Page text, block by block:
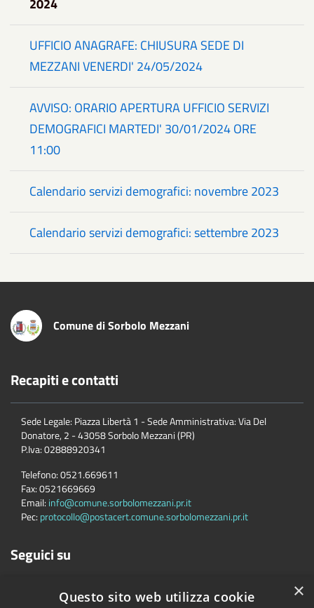
2024
UFFICIO ANAGRAFE: CHIUSURA SEDE DI
MEZZANI VENERDI' 24/05/2024
AVVISO: ORARIO APERTURA UFFICIO SERVIZI
DEMOGRAFICI MARTEDI' 30/01/2024 ORE
11:00
Calendario servizi demografici: novembre 2023
Calendario servizi demografici: settembre 2023
Comune di Sorbolo Mezzani
Recapiti e contatti
Sede Legale: Piazza Libertà 1 - Sede Amministrativa: Via Del
Donatore, 2 - 43058 Sorbolo Mezzani (PR)
P.Iva:02888920341
Telefono:0521.669611
Fax:0521669669
Email: info@comune.sorbolomezzani.pr.it
Pec: protocollo@postacert.comune.sorbolomezzani.pr.it
Seguici su
×
Questo sito web utilizza cookie